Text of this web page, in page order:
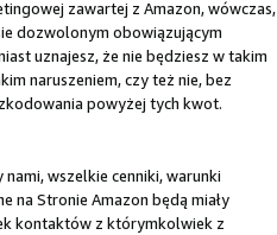
zawartej z Amazon, wówczas,
dozwolonym obowiązującym
uznajesz, że nie będziesz w takim
naruszeniem, czy też nie, bez
powyżej tych kwot.
wszelkie cenniki, warunki
na Stronie Amazon będą miały
kontaktów z którymkolwiek z